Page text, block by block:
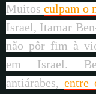
Muitosculpam o
Israel, Itamar
não pôr fim à
em Israel.
antiárabes, entre